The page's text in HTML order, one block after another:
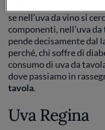
se nell’uva da vino si
componenti, nell’uva da
pende decisamente dal
perché, chi soffre di
consumo di uva da
dove passiamo in
tavola.
Uva Regina